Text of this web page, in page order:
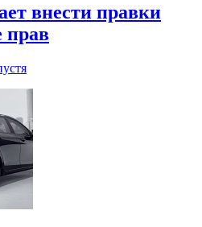
внести правки
прав